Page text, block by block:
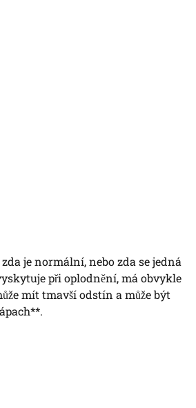
je normální, nebo zda se jedná
při oplodnění, má obvykle
mít tmavší odstín a může být